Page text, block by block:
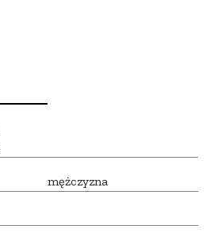
mężczyzna